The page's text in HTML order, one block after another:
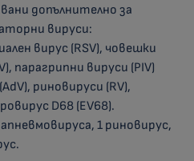
допълнително за
вируси:
вирус (RSV), човешки
парагрипни вируси (PIV)
риновируси (RV),
D68 (EV68).
1 риновирус,